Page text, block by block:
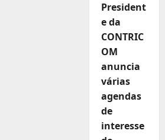
President
e da
CONTRIC
OM
anuncia
várias
agendas
de
interesse